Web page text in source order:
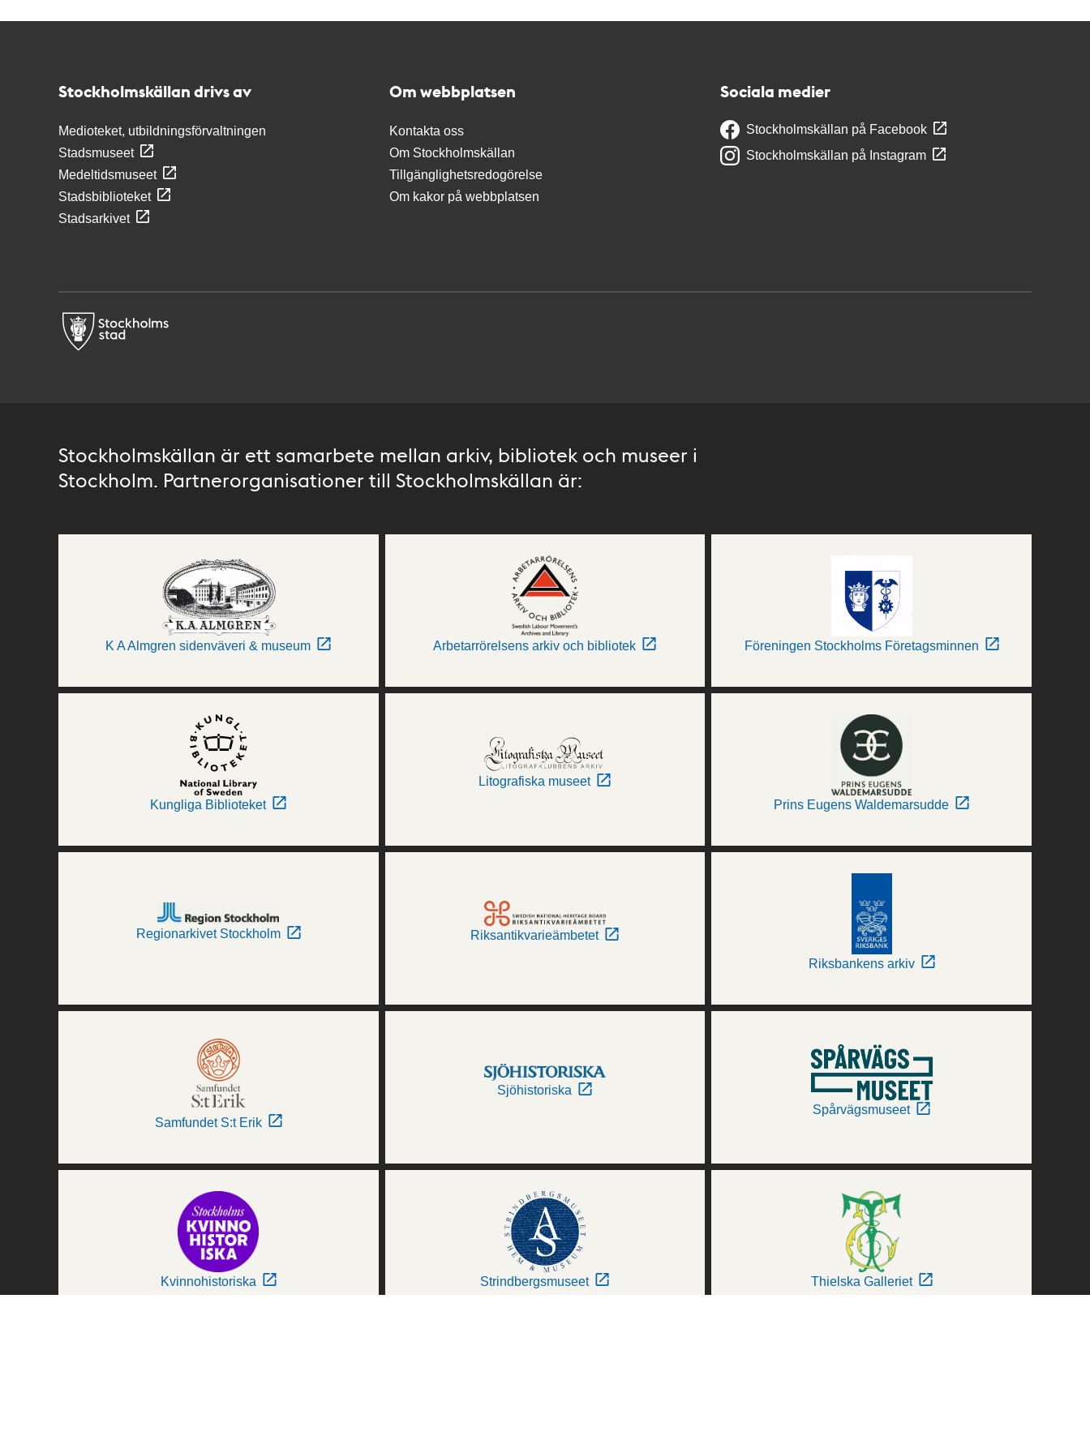
Stockholmskällan drivs av
Medioteket, utbildningsförvaltningen
Stadsmuseet
Medeltidsmuseet
Stadsbiblioteket
Stadsarkivet
Om webbplatsen
Kontakta oss
Om Stockholmskällan
Tillgänglighetsredogörelse
Om kakor på webbplatsen
Sociala medier
Stockholmskällan på Facebook
Stockholmskällan på Instagram
Stockholmskällan är ett samarbete mellan arkiv, bibliotek och museer i
Stockholm. Partnerorganisationer till Stockholmskällan är:
K A Almgren sidenväveri & museum Arbetarrörelsens arkiv och bibliotek Föreningen Stockholms Företagsminnen
Kungliga Biblioteket
Litografiska museet
Prins Eugens Waldemarsudde
Regionarkivet Stockholm Riksantikvarieämbetet
Riksbankens arkiv
Samfundet S:t Erik
Sjöhistoriska
Spårvägsmuseet
Kvinnohistoriska Strindbergsmuseet Thielska Galleriet